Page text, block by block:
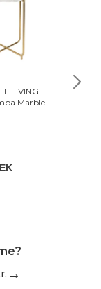
LIVING
Marble